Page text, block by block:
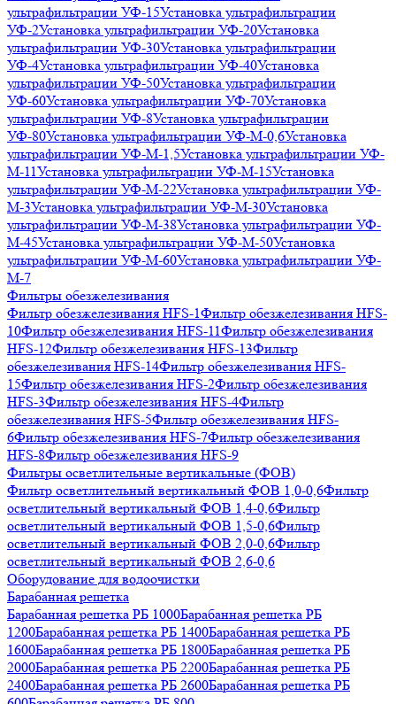
ультрафильтрации УФ-15Установка ультрафильтрации
УФ-2Установка ультрафильтрации УФ-20Установка
ультрафильтрации УФ-30Установка ультрафильтрации
УФ-4Установка ультрафильтрации УФ-40Установка
ультрафильтрации УФ-50Установка ультрафильтрации
УФ-60Установка ультрафильтрации УФ-70Установка
ультрафильтрации УФ-8Установка ультрафильтрации
УФ-80Установка ультрафильтрации УФ-М-0,6Установка
ультрафильтрации УФ-М-1,5Установка ультрафильтрации УФ-
М-11Установка ультрафильтрации УФ-М-15Установка
ультрафильтрации УФ-М-22Установка ультрафильтрации УФ-
М-3Установка ультрафильтрации УФ-М-30Установка
ультрафильтрации УФ-М-38Установка ультрафильтрации УФ-
М-45Установка ультрафильтрации УФ-М-50Установка
ультрафильтрации УФ-М-60Установка ультрафильтрации УФ-
М-7
Фильтры обезжелезивания
Фильтр обезжелезивания HFS-1Фильтр обезжелезивания HFS-
10Фильтр обезжелезивания HFS-11Фильтр обезжелезивания
HFS-12Фильтр обезжелезивания HFS-13Фильтр
обезжелезивания HFS-14Фильтр обезжелезивания HFS-
15Фильтр обезжелезивания HFS-2Фильтр обезжелезивания
HFS-3Фильтр обезжелезивания HFS-4Фильтр
обезжелезивания HFS-5Фильтр обезжелезивания HFS-
6Фильтр обезжелезивания HFS-7Фильтр обезжелезивания
HFS-8Фильтр обезжелезивания HFS-9
Фильтры осветлительные вертикальные (ФОВ)
Фильтр осветлительный вертикальный ФОВ 1,0-0,6Фильтр
осветлительный вертикальный ФОВ 1,4-0,6Фильтр
осветлительный вертикальный ФОВ 1,5-0,6Фильтр
осветлительный вертикальный ФОВ 2,0-0,6Фильтр
осветлительный вертикальный ФОВ 2,6-0,6
Оборудование для водоочистки
Барабанная решетка
Барабанная решетка РБ 1000Барабанная решетка РБ
1200Барабанная решетка РБ 1400Барабанная решетка РБ
1600Барабанная решетка РБ 1800Барабанная решетка РБ
2000Барабанная решетка РБ 2200Барабанная решетка РБ
2400Барабанная решетка РБ 2600Барабанная решетка РБ